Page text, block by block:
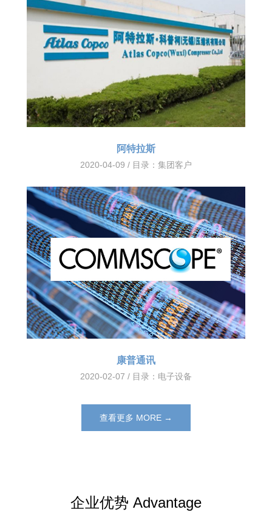
阿特拉斯
2020-04-09 / 目录： 集团客户
康普通讯
2020-02-07 / 目录： 电子设备
查看更多 MORE →
企业优势 Advantage